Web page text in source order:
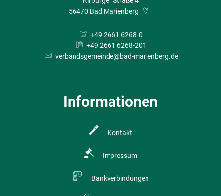
56470 Bad Marienberg
+49 2661 6268-0
+49 2661 6268-201
verbandsgemeinde@bad-marienberg.de
Informationen
Kontakt
Impressum
Bankverbindungen